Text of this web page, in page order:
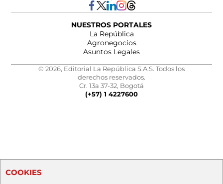
NUESTROS PORTALES
La República
Agronegocios
Asuntos Legales
© 2026, Editorial La República S.A.S. Todos los
derechos reservados.
Cr. 13a 37-32, Bogotá
(+57) 1 4227600
COOKIES